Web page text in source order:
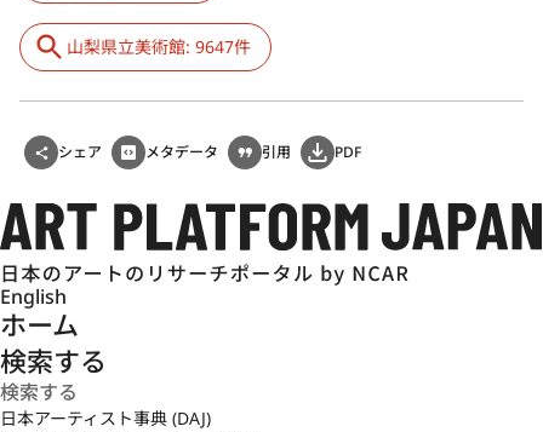
山梨県立美術館: 9647件
シェア メタデータ 引用 PDF
English
ホーム
検索する
日本アーティスト事典 (DAJ)